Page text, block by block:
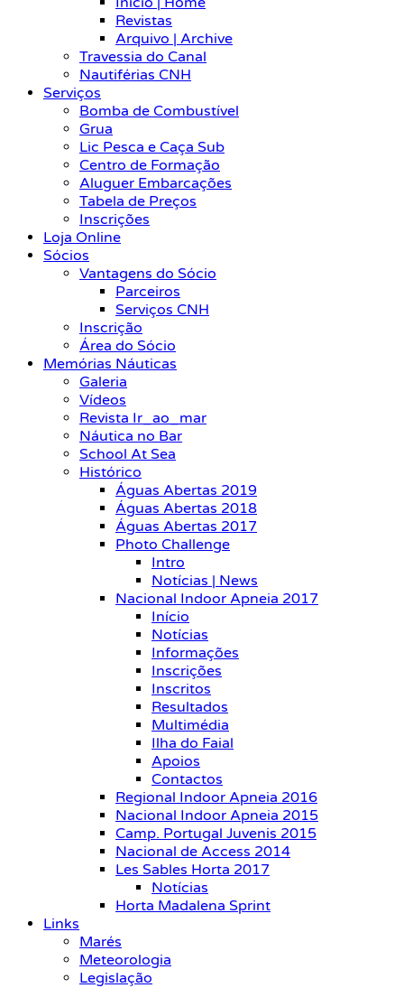
Revistas
Arquivo | Archive
Travessia do Canal
Nautiférias CNH
Serviços
Bomba de Combustível
Grua
Lic Pesca e Caça Sub
Centro de Formação
Aluguer Embarcações
Tabela de Preços
Inscrições
Loja Online
Sócios
Vantagens do Sócio
Parceiros
Serviços CNH
Inscrição
Área do Sócio
Memórias Náuticas
Galeria
Vídeos
Revista Ir_ao_mar
Náutica no Bar
School At Sea
Histórico
Águas Abertas 2019
Águas Abertas 2018
Águas Abertas 2017
Photo Challenge
Intro
Notícias | News
Nacional Indoor Apneia 2017
Início
Notícias
Informações
Inscrições
Inscritos
Resultados
Multimédia
Ilha do Faial
Apoios
Contactos
Regional Indoor Apneia 2016
Nacional Indoor Apneia 2015
Camp. Portugal Juvenis 2015
Nacional de Access 2014
Les Sables Horta 2017
Notícias
Horta Madalena Sprint
Links
Marés
Meteorologia
Legislação